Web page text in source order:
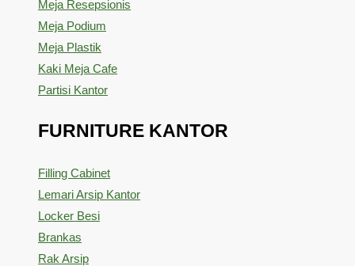
Meja Resepsionis
Meja Podium
Meja Plastik
Kaki Meja Cafe
Partisi Kantor
FURNITURE KANTOR
Filling Cabinet
Lemari Arsip Kantor
Locker Besi
Brankas
Rak Arsip